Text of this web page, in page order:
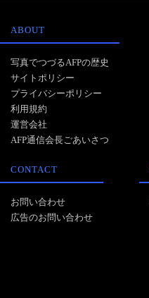
ABOUT
写真でつづるAFPの歴史
サイトポリシー
プライバシーポリシー
利用規約
運営会社
AFP通信会長ごあいさつ
CONTACT
お問い合わせ
広告のお問い合わせ